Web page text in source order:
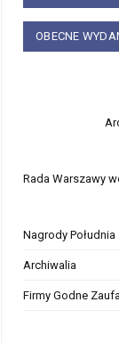
OBECNE
Rada Warszawy
Nagrody Południa
Archiwalia
Firmy Godne